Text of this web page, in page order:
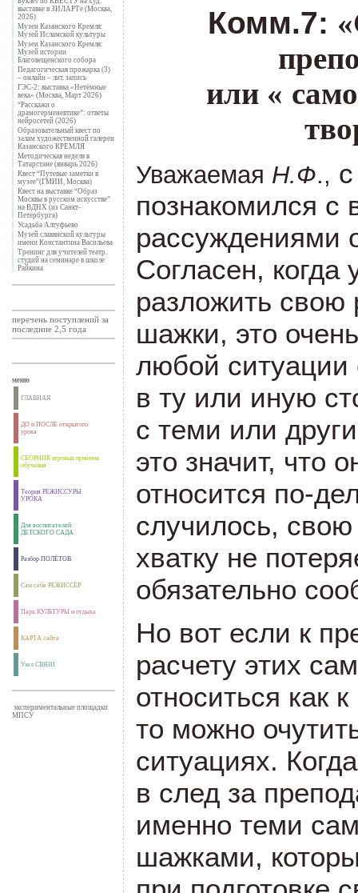
выставке в ЗИЛАРТе (Москва,
2026)
Музеи Казанского Кремля:
Музей Исламской культуры
Музеи Казанского Кремля:
Музей истории
Благовещенского собора
Педагогическая прожарка (3)
– онлайн – лит. запись
ГЭС-2: выставка «Нетёмные
века» (Москва, Март 2026)
“Расскажи о
драмогерменевтике”: ответы
нейросетей (2026)
Образовательный квест по
залам художественной галереи
Казанского КРЕМЛЯ
Методическая неделя в
Татарстане (январь 2026)
Квест “Путевые заметки в
музее”(ГМИИ, Москва)
Квест на выставке “Образ
Москвы в русском искусстве”
на ВДНХ (из Санкт-
Петербурга)
Усадьба Алтуфьево
Музей славянской культуры
имени Константина Васильева
Тренинг для учителей театр.
студий на семинаре в школе
Райкина
перечень поступлений за
последние 2,5 года
меню
ГЛАВНАЯ
ДО и ПОСЛЕ открытого
урока
СБОРНИК игровых приемов
обучения
Теория РЕЖИССУРЫ
УРОКА
Для воспитателей
ДЕТСКОГО САДА
Разбор ПОЛЁТОВ
Сам себе РЕЖИССЁР
Парк КУЛЬТУРЫ и отдыха
КАРТА сайта
Узел СВЯЗИ
экспериментальные площадки
МПСУ
Комм.7: «
или «
Уважаемая Н.Ф.,
познакомился с
рассуждениями
Согласен, когда
разложить свою
шажки, это
любой ситуации
в ту или иную
с теми или
это значит, что
относится по-
случилось, свою
хватку не
обязательно
Но вот если к
расчету этих
относиться как
то можно
ситуациях.
в след за
именно теми
шажками,